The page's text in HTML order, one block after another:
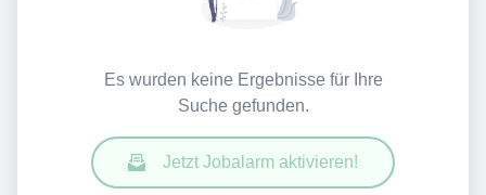
Es wurden keine Ergebnisse für Ihre
Suche gefunden.
Jetzt Jobalarm aktivieren!